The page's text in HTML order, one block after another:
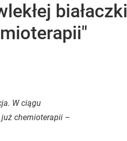
białaczki
W ciągu
chemioterapii –